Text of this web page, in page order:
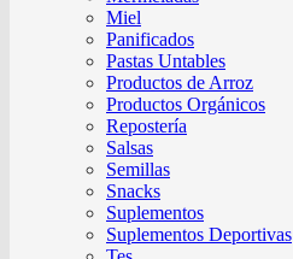
Miel
Panificados
Pastas Untables
Productos de Arroz
Productos Orgánicos
Repostería
Salsas
Semillas
Snacks
Suplementos
Suplementos Deportivas